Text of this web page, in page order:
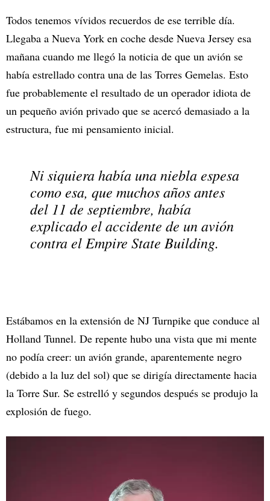
Todos tenemos vívidos recuerdos de ese terrible día.
Llegaba a Nueva York en coche desde Nueva Jersey esa
mañana cuando me llegó la noticia de que un avión se
había estrellado contra una de las Torres Gemelas. Esto
fue probablemente el resultado de un operador idiota de
un pequeño avión privado que se acercó demasiado a la
estructura, fue mi pensamiento inicial.
Ni siquiera había una niebla espesa
como esa, que muchos años antes
del 11 de septiembre, había
explicado el accidente de un avión
contra el Empire State Building.
Estábamos en la extensión de NJ Turnpike que conduce al
Holland Tunnel. De repente hubo una vista que mi mente
no podía creer: un avión grande, aparentemente negro
(debido a la luz del sol) que se dirigía directamente hacia
la Torre Sur. Se estrelló y segundos después se produjo la
explosión de fuego.